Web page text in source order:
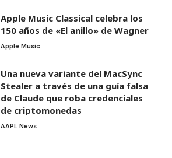
Apple Music Classical celebra los
150 años de «El anillo» de Wagner
Apple Music
Una nueva variante del MacSync
Stealer a través de una guía falsa
de Claude que roba credenciales
de criptomonedas
AAPL News